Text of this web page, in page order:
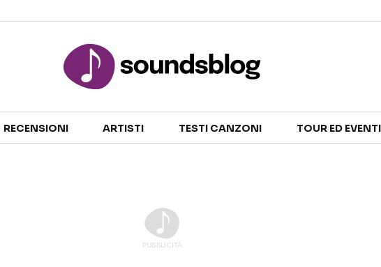
TALENT SHOW
RECENSIONI ARTISTI TESTI CANZONI TOUR ED EVENTI